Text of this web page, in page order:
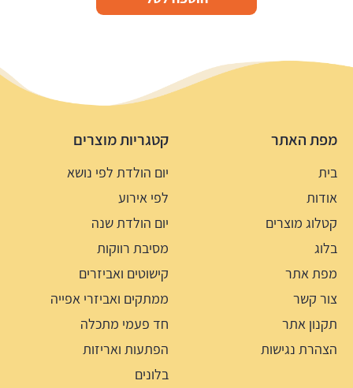
מפת האתר
בית
אודות
קטלוג מוצרים
בלוג
מפת אתר
צור קשר
תקנון אתר
הצהרת נגישות
קטגריות מוצרים
יום הולדת לפי נושא
לפי אירוע
יום הולדת שנה
מסיבת רווקות
קישוטים ואביזרים
ממתקים ואביזרי אפייה
חד פעמי מתכלה
הפתעות ואריזות
בלונים